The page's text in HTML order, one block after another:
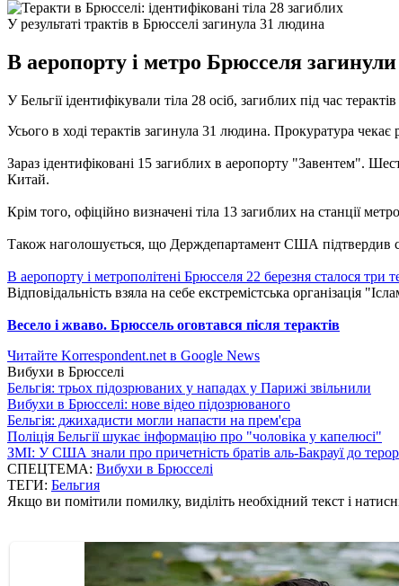
У результаті трактів в Брюсселі загинула 31 людина
В аеропорту і метро Брюсселя
У Бельгії ідентифікували тіла 28 осіб, загиблих під час
Усього в ході терактів загинула 31 людина. Прокуратура
Зараз ідентифіковані 15 загиблих в аеропорту "Завентем".
Китай.
Крім того, офіційно визначені тіла 13 загиблих на станції
Також наголошується, що Держдепартамент США підтвердив
В аеропорту і метрополітені Брюсселя 22 березня сталося три
Відповідальність взяла на себе екстремістська організація
Весело і жваво. Брюссель оговтався після терактів
Читайте Korrespondent.net в Google News
Вибухи в Брюсселі
Бельгія: трьох підозрюваних у нападах у Парижі звільнили
Вибухи в Брюсселі: нове відео підозрюваного
Бельгія: джихадисти могли напасти на прем'єра
Поліція Бельгії шукає інформацію про "чоловіка у капелюсі"
ЗМІ: У США знали про причетність братів аль-Бакрауї до
СПЕЦТЕМА: Вибухи в Брюсселі
ТЕГИ: Бельгия
Якщо ви помітили помилку, виділіть необхідний текст і